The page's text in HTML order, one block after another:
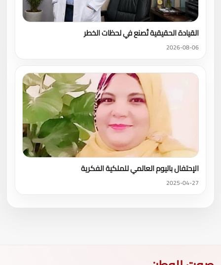
القيادة الحقيقية تُصنع في لحظات الخطر
2026-08-06
الإحتفال باليوم العالمي للملكية الفكرية
2025-04-27